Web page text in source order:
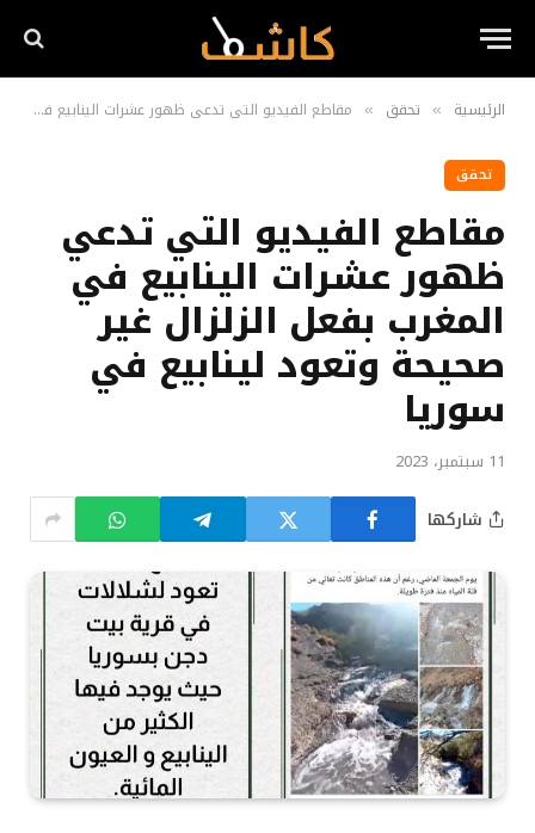
الرئيسية » تحقق » مقاطع الفيديو التي تدعي ظهور عشرات الينابيع في المغرب بفعل الزلزال غير صحيحة وتعود لينابيع في سوريا
تحقق
مقاطع الفيديو التي تدعي
ظهور عشرات الينابيع في
المغرب بفعل الزلزال غير
صحيحة وتعود لينابيع في
سوريا
11 سبتمبر، 2023
شاركها